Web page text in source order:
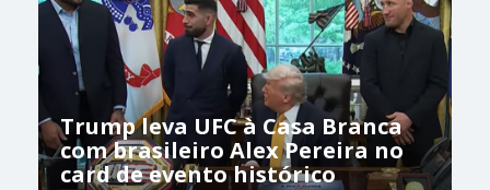
Trump leva UFC à Casa Branca
com brasileiro Alex Pereira no
card de evento histórico